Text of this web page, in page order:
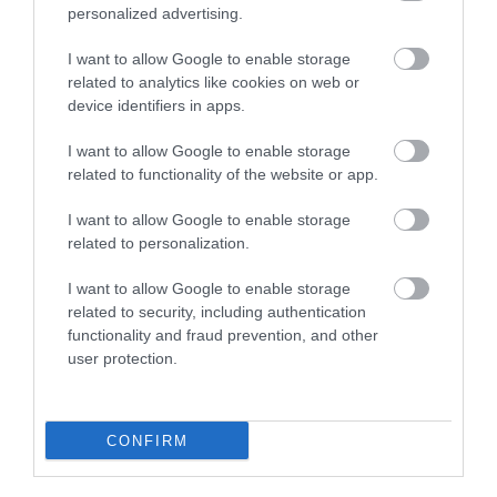
personalized advertising.
I want to allow Google to enable storage
related to analytics like cookies on web or
device identifiers in apps.
I want to allow Google to enable storage
related to functionality of the website or app.
I want to allow Google to enable storage
related to personalization.
I want to allow Google to enable storage
related to security, including authentication
functionality and fraud prevention, and other
user protection.
CONFIRM
ha túl sokat rágcsál?